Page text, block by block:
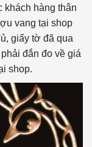
khách hàng thân
vang tại shop
giấy tờ đã qua
đắn đo về giá
shop.